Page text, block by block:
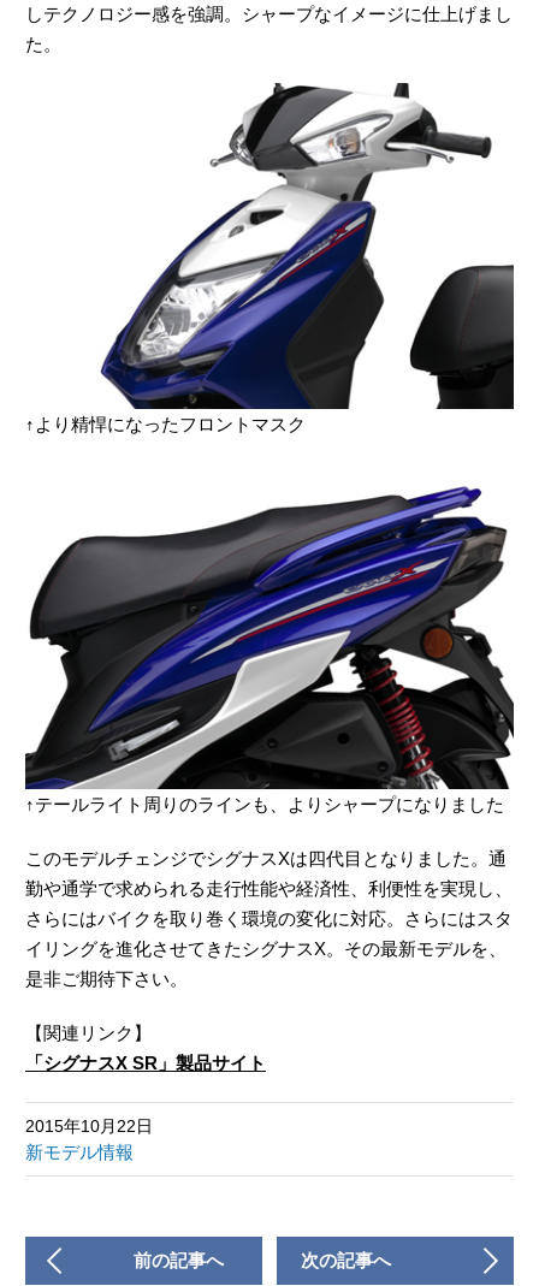
しテクノロジー感を強調。シャープなイメージに仕上げまし
た。
↑より精悍になったフロントマスク
↑テールライト周りのラインも、よりシャープになりました
このモデルチェンジでシグナスXは四代目となりました。通
勤や通学で求められる走行性能や経済性、利便性を実現し、
さらにはバイクを取り巻く環境の変化に対応。さらにはスタ
イリングを進化させてきたシグナスX。その最新モデルを、
是非ご期待下さい。
【関連リンク】
「シグナスX SR」製品サイト
2015年10月22日
新モデル情報
前の記事へ 次の記事へ